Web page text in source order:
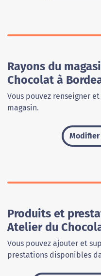
Rayons du
Chocolat à
Vous pouvez renseigner
magasin.
Modifier
Produits et
Atelier du
Vous pouvez ajouter et
prestations disponibles